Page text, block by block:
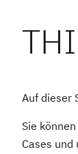
Auf dieser
Sie
Cases und